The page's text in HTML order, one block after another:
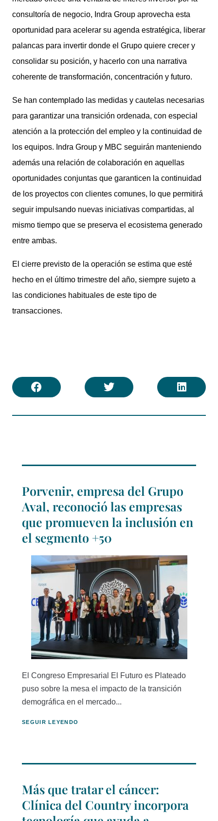
consultoría de negocio, Indra Group aprovecha esta
oportunidad para acelerar su agenda estratégica, liberar
palancas para invertir donde el Grupo quiere crecer y
consolidar su posición, y hacerlo con una narrativa
coherente de transformación, concentración y futuro.
Se han contemplado las medidas y cautelas necesarias
para garantizar una transición ordenada, con especial
atención a la protección del empleo y la continuidad de
los equipos. Indra Group y MBC seguirán manteniendo
además una relación de colaboración en aquellas
oportunidades conjuntas que garanticen la continuidad
de los proyectos con clientes comunes, lo que permitirá
seguir impulsando nuevas iniciativas compartidas, al
mismo tiempo que se preserva el ecosistema generado
entre ambas.
El cierre previsto de la operación se estima que esté
hecho en el último trimestre del año, siempre sujeto a
las condiciones habituales de este tipo de
transacciones.
Porvenir, empresa del Grupo
Aval, reconoció las empresas
que promueven la inclusión en
el segmento +50
El Congreso Empresarial El Futuro es Plateado
puso sobre la mesa el impacto de la transición
demográfica en el mercado...
SEGUIR LEYENDO
Más que tratar el cáncer:
Clínica del Country incorpora